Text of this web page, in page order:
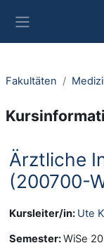
Fakultäten
Ärztliche
(200700-
Kursleiter/in: Ute
Semester:WiSe